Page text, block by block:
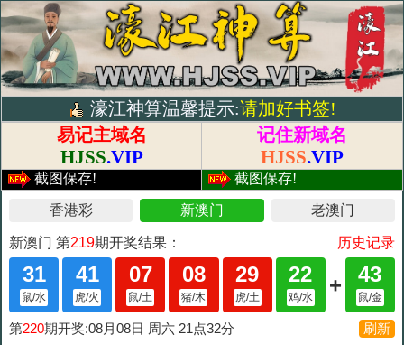
濠江神算温馨提示:请加好书签!
易记主域名
HJSS.VIP
记住新域名
HJSS.VIP
截图保存! 截图保存!